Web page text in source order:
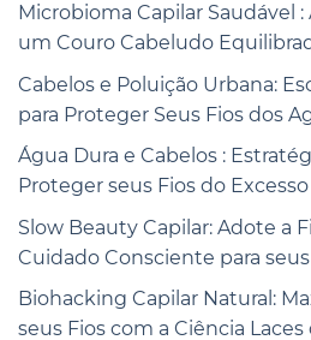
Microbioma Capilar Saudável :
um Couro Cabeludo
Cabelos e Poluição Urbana:
para Proteger Seus Fios dos
Água Dura e Cabelos :
Proteger seus Fios do
Slow Beauty Capilar: Adote a
Cuidado Consciente para
Biohacking Capilar Natural:
seus Fios com a Ciência